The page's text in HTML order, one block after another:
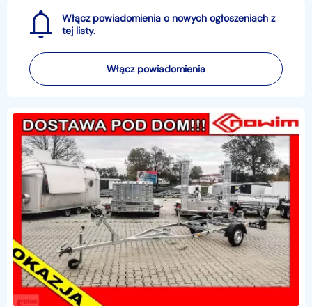
Włącz powiadomienia o nowych ogłoszeniach z
tej listy.
Włącz powiadomienia